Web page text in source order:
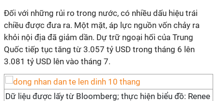
Đối với những rủi ro trong nước, có nhiều dấu hiệu trái
chiều được đưa ra. Một mặt, áp lực nguồn vốn chảy ra
khỏi nội địa đã giảm dần. Dự trữ ngoại hối của Trung
Quốc tiếp tục tăng từ 3.057 tỷ USD trong tháng 6 lên
3.081 tỷ USD lên vào tháng 7.
Dữ liệu được lấy từ Bloomberg; thực hiện biểu đồ: Renee